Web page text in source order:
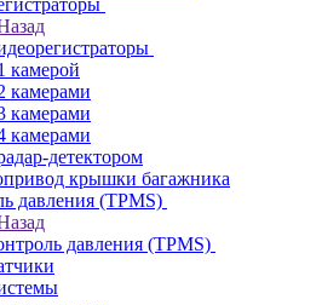
камерой
камерами
камерами
камерами
детектором
крышки багажника
давления (TPMS)
давления (TPMS)